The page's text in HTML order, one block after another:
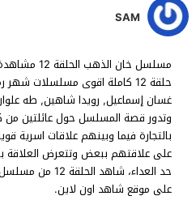
SAM
مسلسل خان
حلقة 12 كاملة اقوى
غسان إسماعيل, رويدا شاهين, طه
وتدور قصة المسلسل حول عائلتين من
بالتجارة فيما وبينهم علاقات اسرية
على علاقتهم ببعض وتتعرض العلاقة
حد العداء،
على موقع شاهد اون لاين.